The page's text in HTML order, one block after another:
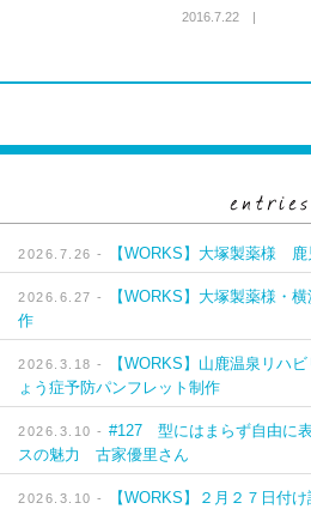
2016.7.22 |
2026.7.26 - 【WORKS】大塚製薬様
2026.6.27 -
【WORKS】大塚製薬様・
作
2026.3.18 -
【WORKS】山鹿温泉リハ
ょう症予防パンフレット制作
2026.3.10 - #127 型にはまらず自由に
スの魅力 古家優里さん
2026.3.10 - 【WORKS】２月２７日付